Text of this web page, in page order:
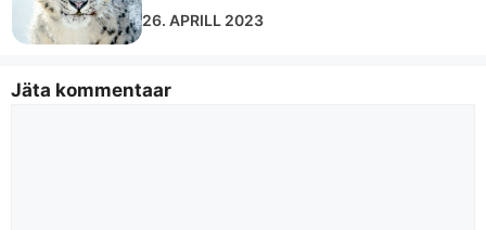
26. APRILL 2023
Jäta kommentaar